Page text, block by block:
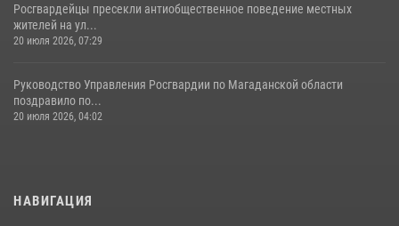
Росгвардейцы пресекли антиобщественное поведение местных
жителей на ул...
20 июля 2026, 07:29
Руководство Управления Росгвардии по Магаданской области
поздравило по...
20 июля 2026, 04:02
НАВИГАЦИЯ